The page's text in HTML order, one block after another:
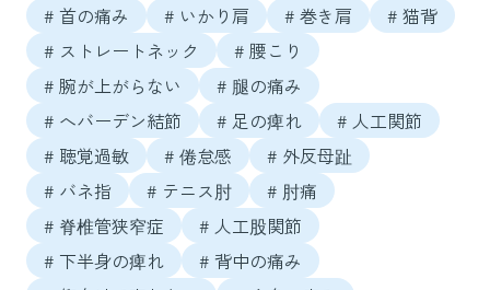
# 首の痛み
# いかり肩 # 巻き肩
# 猫背
# ストレートネック
# 腰こり
# 腕が上がらない
# 腿の痛み
# へバーデン結節
# 足の痺れ
# 人工関節
# 聴覚過敏
# 倦怠感
# 外反母趾
# バネ指
# テニス肘
# 肘痛
# 脊椎管狭窄症
# 人工股関節
# 下半身の痺れ
# 背中の痛み